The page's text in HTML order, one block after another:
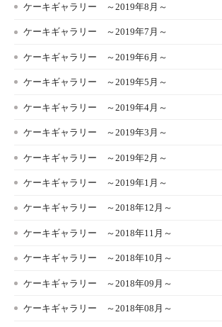
ケーキギャラリー ～2019年8月～
ケーキギャラリー ～2019年7月～
ケーキギャラリー ～2019年6月～
ケーキギャラリー ～2019年5月～
ケーキギャラリー ～2019年4月～
ケーキギャラリー ～2019年3月～
ケーキギャラリー ～2019年2月～
ケーキギャラリー ～2019年1月～
ケーキギャラリー ～2018年12月～
ケーキギャラリー ～2018年11月～
ケーキギャラリー ～2018年10月～
ケーキギャラリー ～2018年09月～
ケーキギャラリー ～2018年08月～